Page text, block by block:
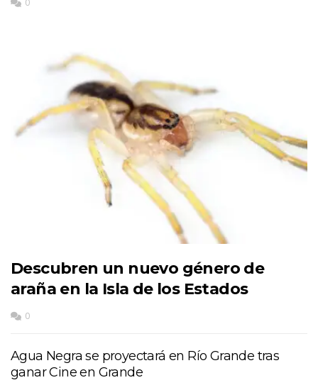
0
Descubren un nuevo género de
araña en la Isla de los Estados
0
Agua Negra se proyectará en Río Grande tras
ganar Cine en Grande